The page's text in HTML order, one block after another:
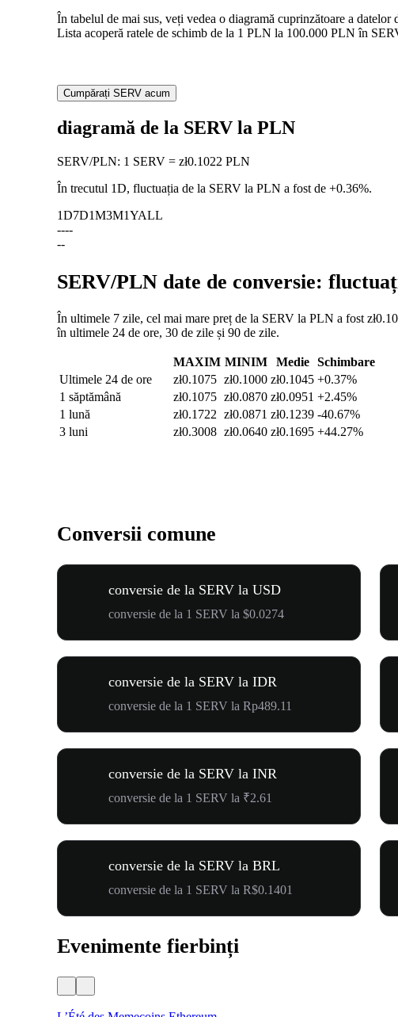
În tabelul de mai sus, veți vedea o diagramă cuprinzătoare a
Lista acoperă ratele de schimb de la 1 PLN la 100.000 PLN în
Cumpărați SERV acum
diagramă de la SERV la PLN
SERV/PLN: 1 SERV = zł0.1022 PLN
În trecutul 1D, fluctuația de la SERV la PLN a fost de +0.36%.
1D7D1M3M1YALL
----
--
SERV/PLN date de conversie:
În ultimele 7 zile, cel mai mare preț de la SERV la PLN a fost
în ultimele 24 de ore, 30 de zile și 90 de zile.
MAXIM MINIM Medie
Schimbare
Ultimele 24 de ore
zł0.1075 zł0.1000 zł0.1045 +0.37%
1 săptămână
zł0.1075 zł0.0870 zł0.0951 +2.45%
1 lună
zł0.1722 zł0.0871 zł0.1239 -40.67%
3 luni
zł0.3008 zł0.0640 zł0.1695 +44.27%
Conversii comune
conversie de la SERV la USD
conversie de la 1 SERV la $0.0274
conversie de la SERV la IDR
conversie de la 1 SERV la Rp489.11
conversie de la SERV la INR
conversie de la 1 SERV la ₹2.61
conversie de la SERV la BRL
conversie de la 1 SERV la R$0.1401
Evenimente fierbinți